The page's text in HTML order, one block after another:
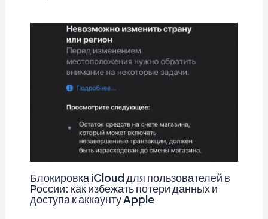
Блокировка iCloud для пользователей в
России: как избежать потери данных и
доступа к аккаунту Apple